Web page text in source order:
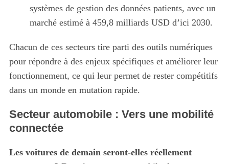
systèmes de gestion des données patients, avec un
marché estimé à 459,8 milliards USD d’ici 2030.
Chacun de ces secteurs tire parti des outils numériques
pour répondre à des enjeux spécifiques et améliorer leur
fonctionnement, ce qui leur permet de rester compétitifs
dans un monde en mutation rapide.
Secteur automobile : Vers une mobilité
connectée
Les voitures de demain seront-elles réellement